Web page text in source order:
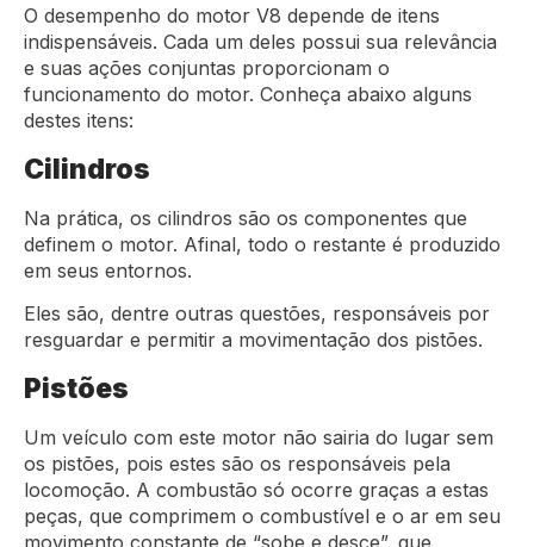
O desempenho do motor V8 depende de itens
indispensáveis. Cada um deles possui sua relevância
e suas ações conjuntas proporcionam o
funcionamento do motor. Conheça abaixo alguns
destes itens:
Cilindros
Na prática, os cilindros são os componentes que
definem o motor. Afinal, todo o restante é produzido
em seus entornos.
Eles são, dentre outras questões, responsáveis por
resguardar e permitir a movimentação dos pistões.
Pistões
Um veículo com este motor não sairia do lugar sem
os pistões, pois estes são os responsáveis pela
locomoção. A combustão só ocorre graças a estas
peças, que comprimem o combustível e o ar em seu
movimento constante de “sobe e desce”, que